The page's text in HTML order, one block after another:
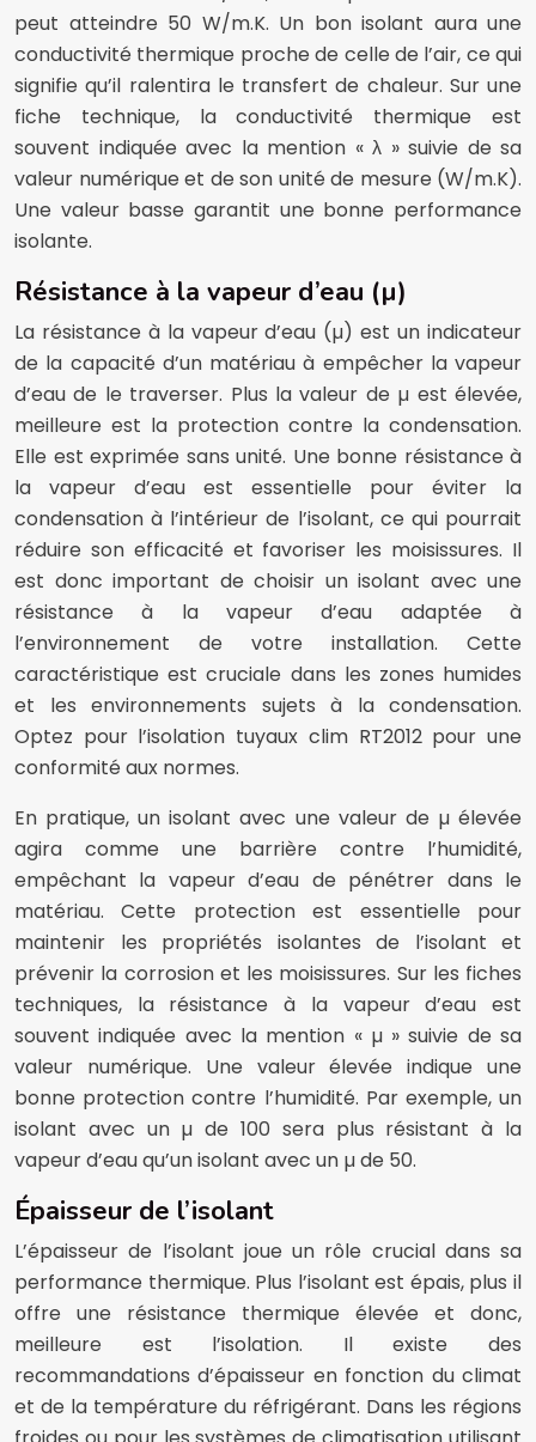
peut atteindre 50 W/m.K. Un bon isolant aura une
conductivité thermique proche de celle de l’air, ce qui
signifie qu’il ralentira le transfert de chaleur. Sur une
fiche technique, la conductivité thermique est
souvent indiquée avec la mention « λ » suivie de sa
valeur numérique et de son unité de mesure (W/m.K).
Une valeur basse garantit une bonne performance
isolante.
Résistance à la vapeur d’eau (µ)
La résistance à la vapeur d’eau (µ) est un indicateur
de la capacité d’un matériau à empêcher la vapeur
d’eau de le traverser. Plus la valeur de µ est élevée,
meilleure est la protection contre la condensation.
Elle est exprimée sans unité. Une bonne résistance à
la vapeur d’eau est essentielle pour éviter la
condensation à l’intérieur de l’isolant, ce qui pourrait
réduire son efficacité et favoriser les moisissures. Il
est donc important de choisir un isolant avec une
résistance à la vapeur d’eau adaptée à
l’environnement de votre installation. Cette
caractéristique est cruciale dans les zones humides
et les environnements sujets à la condensation.
Optez pour l’isolation tuyaux clim RT2012 pour une
conformité aux normes.
En pratique, un isolant avec une valeur de µ élevée
agira comme une barrière contre l’humidité,
empêchant la vapeur d’eau de pénétrer dans le
matériau. Cette protection est essentielle pour
maintenir les propriétés isolantes de l’isolant et
prévenir la corrosion et les moisissures. Sur les fiches
techniques, la résistance à la vapeur d’eau est
souvent indiquée avec la mention « µ » suivie de sa
valeur numérique. Une valeur élevée indique une
bonne protection contre l’humidité. Par exemple, un
isolant avec un µ de 100 sera plus résistant à la
vapeur d’eau qu’un isolant avec un µ de 50.
Épaisseur de l’isolant
L’épaisseur de l’isolant joue un rôle crucial dans sa
performance thermique. Plus l’isolant est épais, plus il
offre une résistance thermique élevée et donc,
meilleure est l’isolation. Il existe des
recommandations d’épaisseur en fonction du climat
et de la température du réfrigérant. Dans les régions